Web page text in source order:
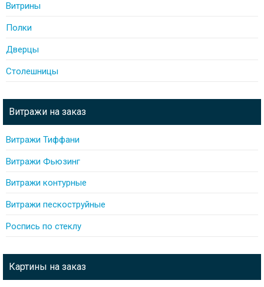
Витрины
Полки
Дверцы
Столешницы
Витражи на заказ
Витражи Тиффани
Витражи Фьюзинг
Витражи контурные
Витражи пескоструйные
Роспись по стеклу
Картины на заказ